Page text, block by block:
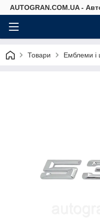
AUTOGRAN.COM.UA -
Товари Емблеми і